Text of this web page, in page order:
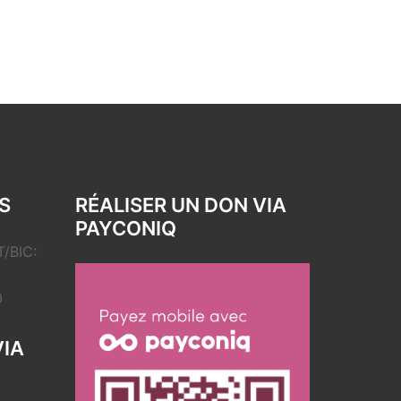
BIC:
RÉALISER UN DON VIA
PAYCONIQ